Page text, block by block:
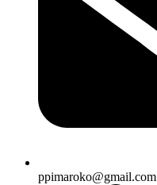
ppimaroko@gmail.com